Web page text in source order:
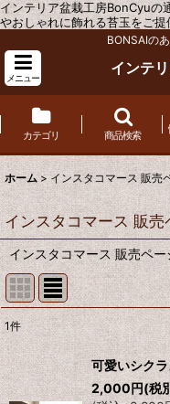
インテリア盆栽工房BonCyuの
やおしゃれに飾れる苔玉をご提
BONSAIの
メニュー
インテ
カテゴリ 商品検索
ホーム > インスタコマース 販売
インスタコマース 販売
インスタコマース 販売ペー
表示数
並び順 :
1件
可愛いシクラ
2,000円(税